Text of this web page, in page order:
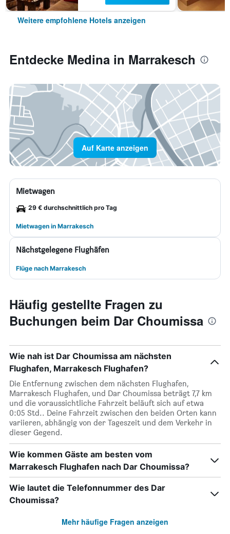
Weitere empfohlene Hotels anzeigen
Entdecke Medina in Marrakesch
Auf Karte anzeigen
Mietwagen
29 € durchschnittlich pro Tag
Mietwagen in Marrakesch
Nächstgelegene Flughäfen
Flüge nach Marrakesch
Häufig gestellte Fragen zu
Buchungen beim Dar Choumissa
Wie nah ist Dar Choumissa am nächsten
Flughafen, Marrakesch Flughafen?
Die Entfernung zwischen dem nächsten Flughafen,
Marrakesch Flughafen, und Dar Choumissa beträgt 7,7 km
und die voraussichtliche Fahrzeit beläuft sich auf etwa
0:05 Std.. Deine Fahrzeit zwischen den beiden Orten kann
variieren, abhängig von der Tageszeit und dem Verkehr in
dieser Gegend.
Wie kommen Gäste am besten vom
Marrakesch Flughafen nach Dar Choumissa?
Wie lautet die Telefonnummer des Dar
Choumissa?
Mehr häufige Fragen anzeigen